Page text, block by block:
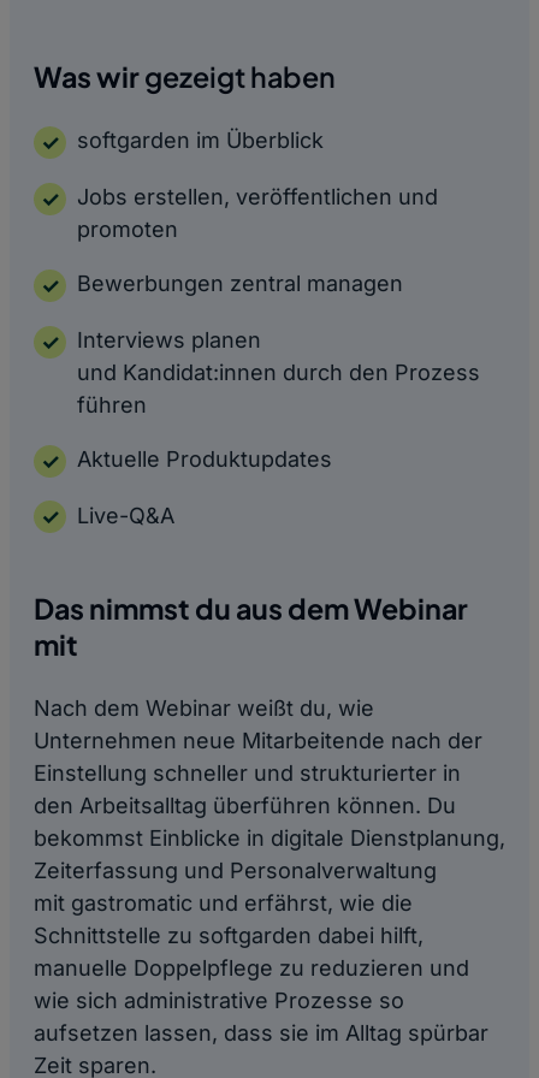
Was wirgezeigt haben
softgarden im Überblick
Jobs erstellen, veröffentlichen und
promoten
Bewerbungen zentral managen
Interviews planen
und Kandidat:innen durch den Prozess
führen
Aktuelle Produktupdates
Live-Q&A
Das nimmst du aus dem Webinar
mit
Nach dem Webinar weißt du, wie
Unternehmen neue Mitarbeitende nach der
Einstellung schneller und strukturierter in
den Arbeitsalltag überführen können. Du
bekommst Einblicke in digitale Dienstplanung,
Zeiterfassung und Personalverwaltung
mit gastromatic und erfährst, wie die
Schnittstelle zu softgarden dabei hilft,
manuelle Doppelpflege zu reduzieren und
wie sich administrative Prozesse so
aufsetzen lassen, dass sie im Alltag spürbar
Zeit sparen.